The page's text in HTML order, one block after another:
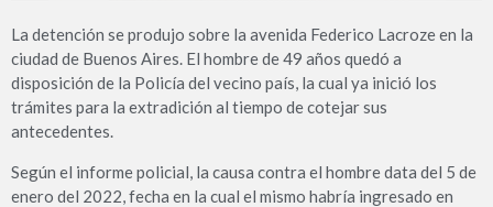
La detención se produjo sobre la avenida Federico Lacroze en la
ciudad de Buenos Aires. El hombre de 49 años quedó a
disposición de la Policía del vecino país, la cual ya inició los
trámites para la extradición al tiempo de cotejar sus
antecedentes.
Según el informe policial, la causa contra el hombre data del 5 de
enero del 2022, fecha en la cual el mismo habría ingresado en